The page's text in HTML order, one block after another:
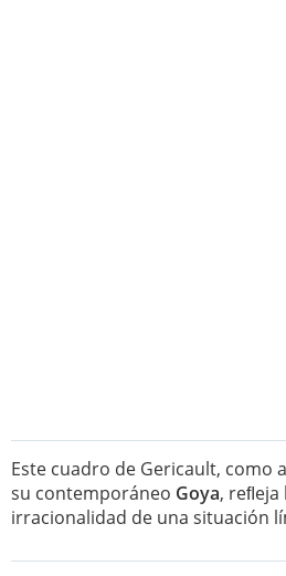
Este cuadro de Gericault, como
su contemporáneo Goya,
irracionalidad de una situación